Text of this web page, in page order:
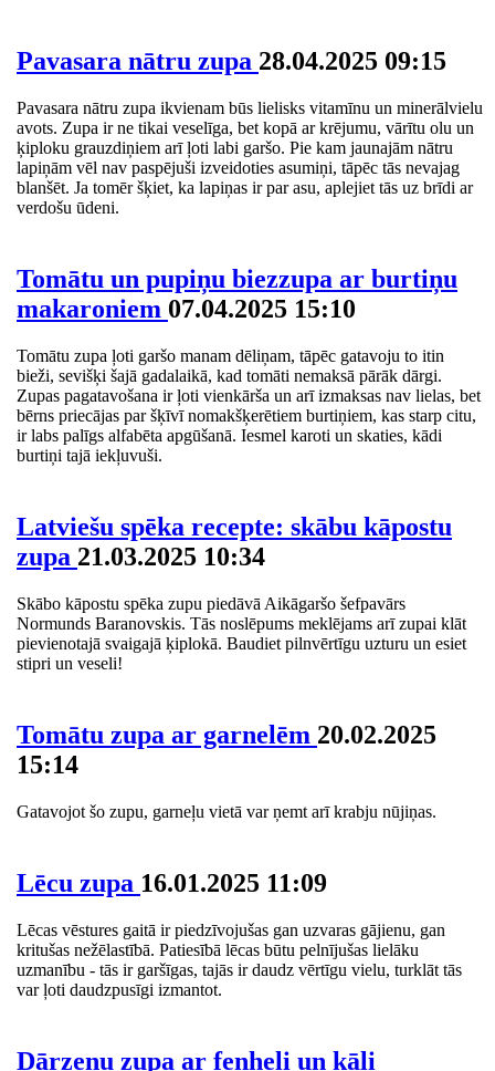
Pavasara nātru zupa 28.04.2025 09:15
Pavasara nātru zupa ikvienam būs lielisks vitamīnu un minerālvielu
avots. Zupa ir ne tikai veselīga, bet kopā ar krējumu, vārītu olu un
ķiploku grauzdiņiem arī ļoti labi garšo. Pie kam jaunajām nātru
lapiņām vēl nav paspējuši izveidoties asumiņi, tāpēc tās nevajag
blanšēt. Ja tomēr šķiet, ka lapiņas ir par asu, aplejiet tās uz brīdi ar
verdošu ūdeni.
Tomātu un pupiņu biezzupa ar burtiņu
makaroniem 07.04.2025 15:10
Tomātu zupa ļoti garšo manam dēliņam, tāpēc gatavoju to itin
bieži, sevišķi šajā gadalaikā, kad tomāti nemaksā pārāk dārgi.
Zupas pagatavošana ir ļoti vienkārša un arī izmaksas nav lielas, bet
bērns priecājas par šķīvī nomakšķerētiem burtiņiem, kas starp citu,
ir labs palīgs alfabēta apgūšanā. Iesmel karoti un skaties, kādi
burtiņi tajā iekļuvuši.
Latviešu spēka recepte: skābu kāpostu
zupa 21.03.2025 10:34
Skābo kāpostu spēka zupu piedāvā Aikāgaršo šefpavārs
Normunds Baranovskis. Tās noslēpums meklējams arī zupai klāt
pievienotajā svaigajā ķiplokā. Baudiet pilnvērtīgu uzturu un esiet
stipri un veseli!
Tomātu zupa ar garnelēm 20.02.2025
15:14
Gatavojot šo zupu, garneļu vietā var ņemt arī krabju nūjiņas.
Lēcu zupa 16.01.2025 11:09
Lēcas vēstures gaitā ir piedzīvojušas gan uzvaras gājienu, gan
kritušas nežēlastībā. Patiesībā lēcas būtu pelnījušas lielāku
uzmanību - tās ir garšīgas, tajās ir daudz vērtīgu vielu, turklāt tās
var ļoti daudzpusīgi izmantot.
Dārzeņu zupa ar fenheli un kāli